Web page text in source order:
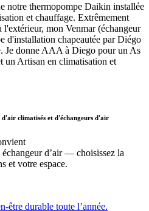
notre thermopompe Daikin installée
et chauffage. Extrêmement
mon Venmar (échangeur
d'installation chapeautée par Diégo
Je donne AAA à Diego pour un As
un Artisan en climatisation et
climatisés et d'échangeurs d'air
d’air — choisissez la
et votre espace.
être durable toute l’année.